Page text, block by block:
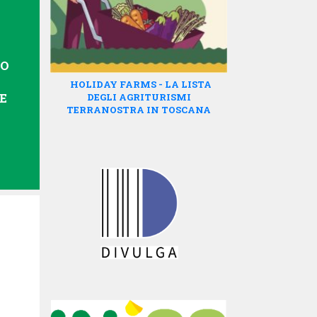
HOLIDAY FARMS - LA LISTA
DEGLI AGRITURISMI
TERRANOSTRA IN TOSCANA